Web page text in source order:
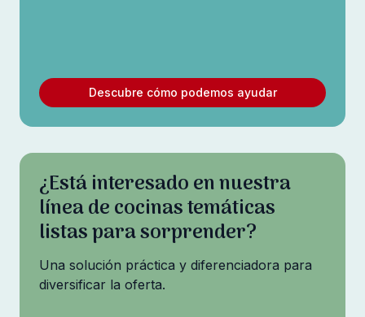
Descubre cómo podemos ayudar
¿Está interesado en nuestra
línea de cocinas temáticas
listas para sorprender?
Una solución práctica y diferenciadora para
diversificar la oferta.